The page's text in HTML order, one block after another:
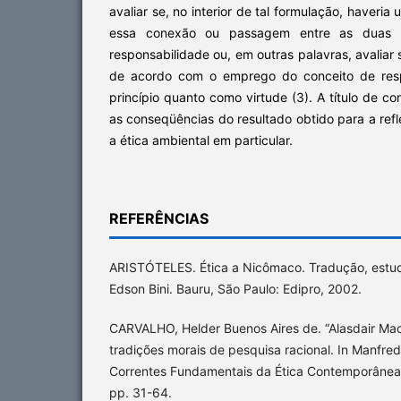
avaliar se, no interior de tal formulação, haveria
essa conexão ou passagem entre as duas
responsabilidade ou, em outras palavras, avaliar
de acordo com o emprego do conceito de
princípio quanto como virtude (3). A título de
as conseqüências do resultado obtido para a
a ética ambiental em particular.
REFERÊNCIAS
ARISTÓTELES. Ética a Nicômaco. Tradução,
Edson Bini. Bauru, São Paulo: Edipro, 2002.
CARVALHO, Helder Buenos Aires de. “Alasdair
tradições morais de pesquisa racional. In
Correntes Fundamentais da Ética
pp. 31-64.